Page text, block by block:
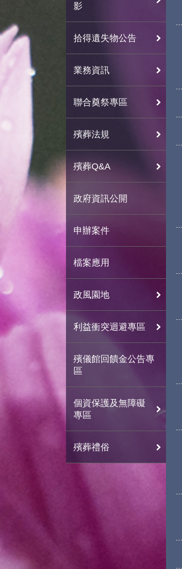
影
拾得遺失物公告
業務資訊
聯合奠祭專區
殯葬法規
殯葬Q&A
政府資訊公開
申辦案件
檔案應用
政風園地
利益衝突迴避專區
殯儀館回饋金公告專
區
個資保護及無障礙
專區
殯葬禮俗